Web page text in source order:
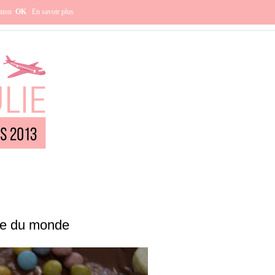
?
du monde
OK En savoir plus